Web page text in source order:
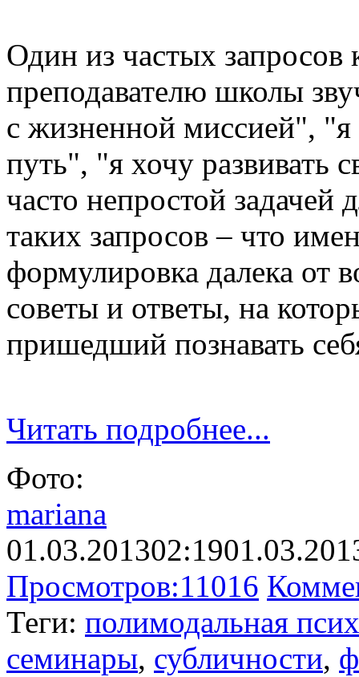
Один из частых запросов
преподавателю школы
с жизненной миссией",
путь", "я хочу развивать
часто непростой задачей
таких запросов – что
формулировка далека от
советы и ответы, на
пришедший познавать
Читать подробнее...
Фото:
mariana
01.03.201302:19
Просмотров:11016
Теги: полимодальная
семинары, субличности,